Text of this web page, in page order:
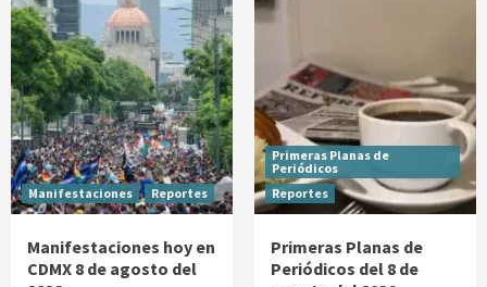
Manifestaciones Reportes
Manifestaciones hoy en
CDMX 8 de agosto del
Primeras Planas de
Periódicos
Reportes
Primeras Planas de
Periódicos del 8 de